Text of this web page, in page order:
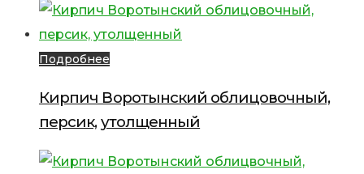
Подробнее
Кирпич Воротынский облицовочный,
персик, утолщенный